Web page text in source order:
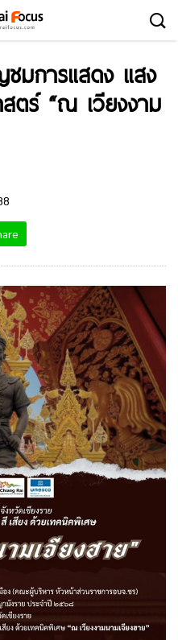
มการแสดง แสง
ตร์ “ณ เวียงงาม